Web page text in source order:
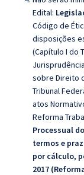
Edital:
Código de
disposições
(Capítulo I do
sobre Direito
Tribunal
atos
Reforma
Processual
termos e
por cálculo,
2017